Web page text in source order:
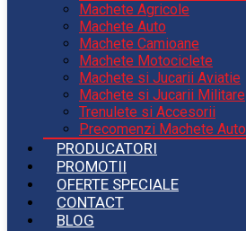
Machete Agricole
Machete Auto
Machete Camioane
Machete Motociclete
Machete si Jucarii Aviatie
Machete si Jucarii Militare
Trenulete si Accesorii
Precomenzi Machete Auto
PRODUCATORI
PROMOTII
OFERTE SPECIALE
CONTACT
BLOG